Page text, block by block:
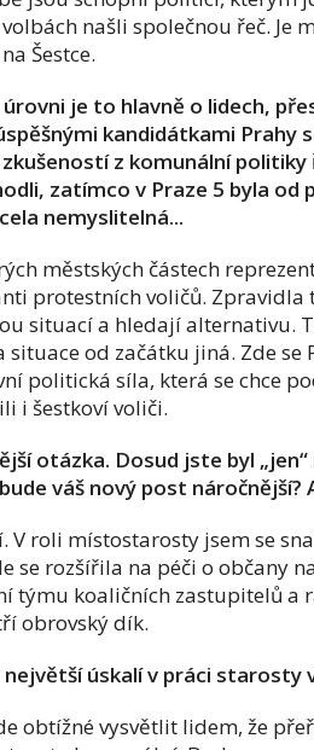
našli společnou řeč. Je
Šestce.
je to hlavně o lidech,
kandidátkami Prahy
z komunální
zatímco v Praze 5 byla
nemyslitelná...
městských částech
protestních voličů. Zpravidla
situací a hledají alternativu.
situace od začátku jiná. Zde
politická síla, která se chce
i šestkoví voliči.
otázka. Dosud jste byl
váš nový post náročnější?
V roli místostarosty jsem se
se rozšířila na péči o občany
týmu koaličních zastupitelů a
obrovský dík.
největší úskalí v práci starosty
obtížné vysvětlit lidem, že